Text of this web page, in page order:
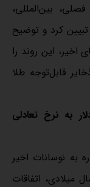
بین‌المللی،
کرد و توضیح
اخیر، این روند را
قابل‌توجه طلا
به نرخ تعادلی
به نوسانات اخیر
میلادی، اتفاقات